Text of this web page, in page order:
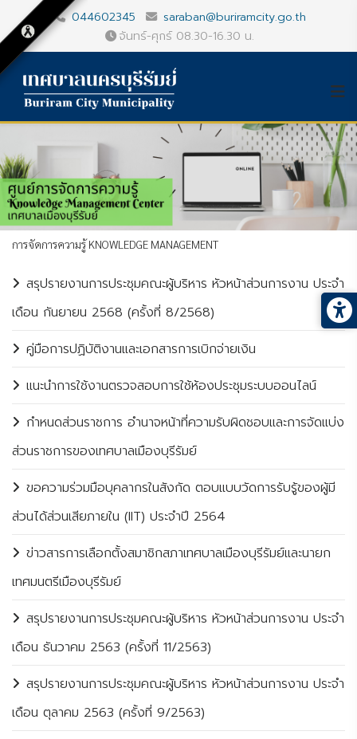
044602345
saraban@buriramcity.go.th
จันทร์-ศุกร์ 08.30-16.30 น.
การจัดการความรู้ KNOWLEDGE MANAGEMENT
สรุปรายงานการประชุมคณะผู้บริหาร หัวหน้าส่วนการงาน ประจำ
เดือน กันยายน 2568 (ครั้งที่ 8/2568)
คู่มือการปฏิบัติงานและเอกสารการเบิกจ่ายเงิน
แนะนำการใช้งานตรวจสอบการใช้ห้องประชุมระบบออนไลน์
กำหนดส่วนราชการ อำนาจหน้าที่ความรับผิดชอบและการจัดแบ่ง
ส่วนราชการของเทศบาลเมืองบุรีรัมย์
ขอความร่วมมือบุคลากรในสังกัด ตอบแบบวัดการรับรู้ของผู้มี
ส่วนได้ส่วนเสียภายใน (IIT) ประจำปี 2564
ข่าวสารการเลือกตั้งสมาชิกสภาเทศบาลเมืองบุรีรัมย์และนายก
เทศมนตรีเมืองบุรีรัมย์
สรุปรายงานการประชุมคณะผู้บริหาร หัวหน้าส่วนการงาน ประจำ
เดือน ธันวาคม 2563 (ครั้งที่ 11/2563)
สรุปรายงานการประชุมคณะผู้บริหาร หัวหน้าส่วนการงาน ประจำ
เดือน ตุลาคม 2563 (ครั้งที่ 9/2563)